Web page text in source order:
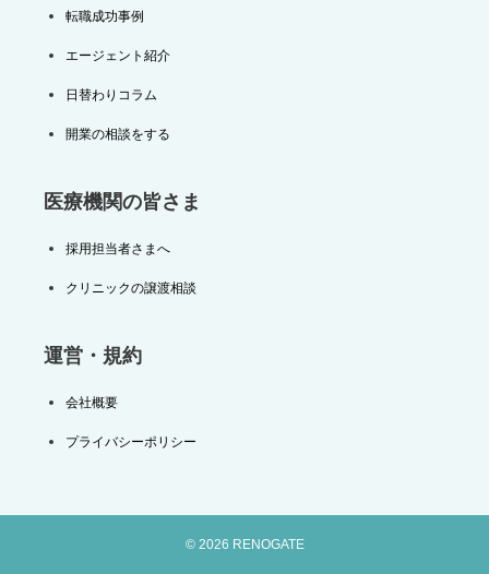
転職成功事例
エージェント紹介
日替わりコラム
開業の相談をする
医療機関の皆さま
採用担当者さまへ
クリニックの譲渡相談
運営・規約
会社概要
プライバシーポリシー
© 2026 RENOGATE